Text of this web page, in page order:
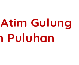
Gulung
Puluhan